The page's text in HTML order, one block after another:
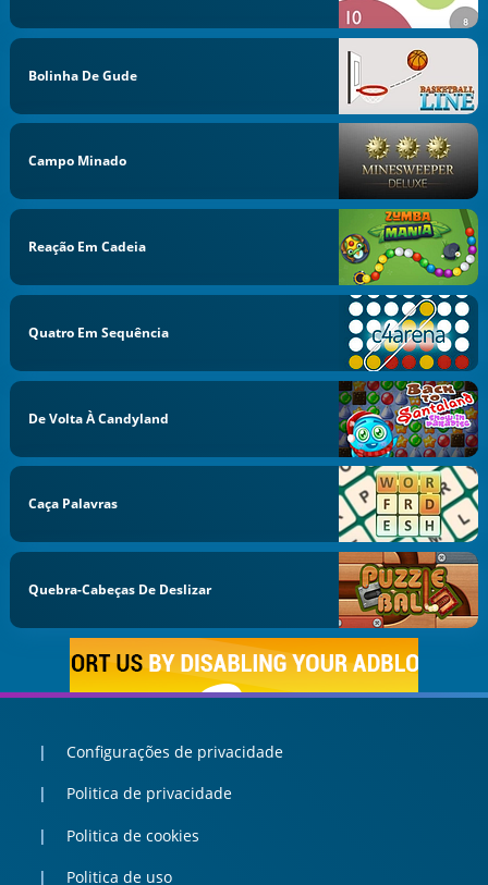
Bolinha De Gude
Campo Minado
Reação Em Cadeia
Quatro Em Sequência
De Volta À Candyland
Caça Palavras
Quebra-Cabeças De Deslizar
Configurações de privacidade
Politica de privacidade
Politica de cookies
Politica de uso